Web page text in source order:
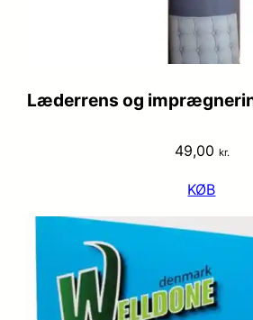
Læderrens og
49,00 kr.
KØB